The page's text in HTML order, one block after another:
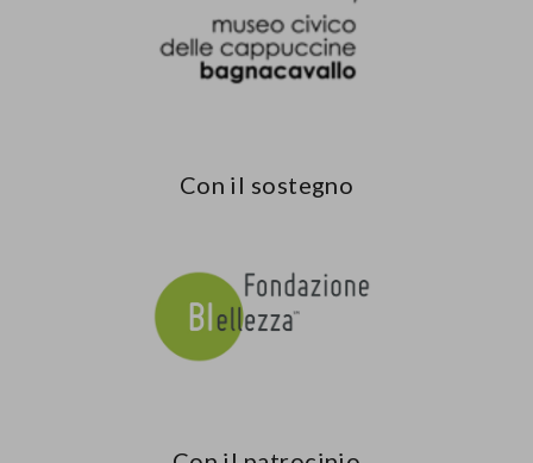
Con il sostegno